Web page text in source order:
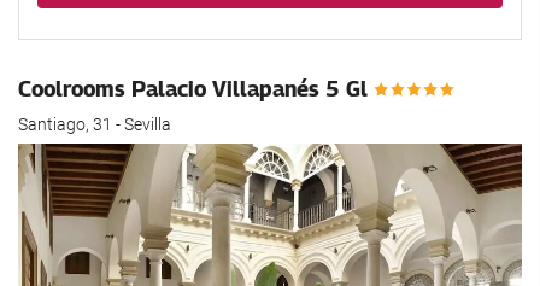
Coolrooms Palacio Villapanés 5 Gl
Santiago, 31 - Sevilla